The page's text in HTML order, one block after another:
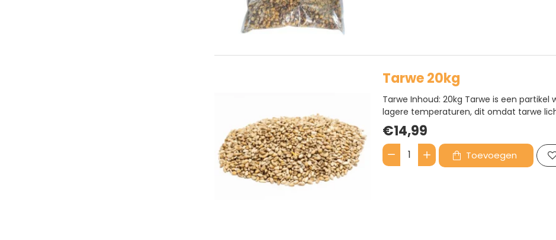
klaar
Tarwe 20kg
Tarwe Inhoud: 20kg Tarwe is een
lagere temperaturen, dit omdat tarwe
is intensief geschoond en daarom ook
dienen voor rundvee, kippen, watervogels,
€14,99
Tarwe
Toevoegen